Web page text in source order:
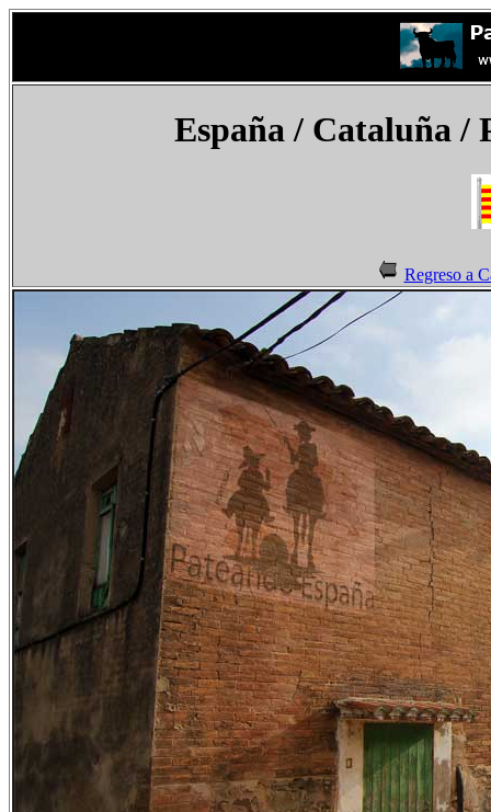
España/ Cataluña /
Regreso a